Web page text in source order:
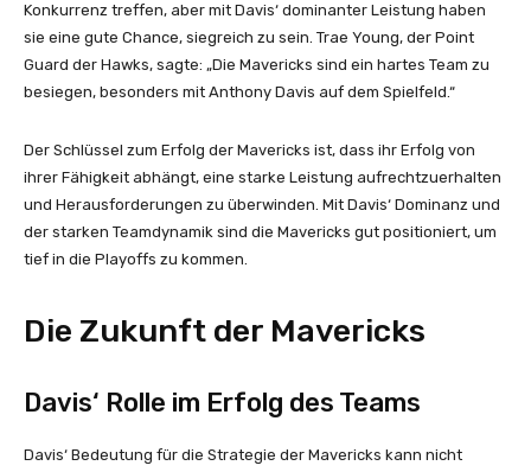
Konkurrenz treffen, aber mit Davis‘ dominanter Leistung haben
sie eine gute Chance, siegreich zu sein. Trae Young, der Point
Guard der Hawks, sagte: „Die Mavericks sind ein hartes Team zu
besiegen, besonders mit Anthony Davis auf dem Spielfeld.“
Der Schlüssel zum Erfolg der Mavericks ist, dass ihr Erfolg von
ihrer Fähigkeit abhängt, eine starke Leistung aufrechtzuerhalten
und Herausforderungen zu überwinden. Mit Davis‘ Dominanz und
der starken Teamdynamik sind die Mavericks gut positioniert, um
tief in die Playoffs zu kommen.
Die Zukunft der Mavericks
Davis‘ Rolle im Erfolg des Teams
Davis‘ Bedeutung für die Strategie der Mavericks kann nicht